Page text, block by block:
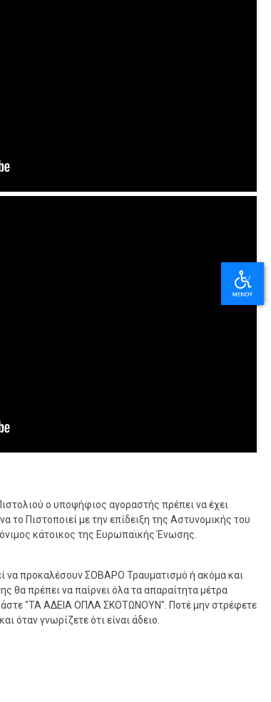
ο υποψήφιος αγοραστής πρέπει να έχει
το Πιστοποιεί με την επίδειξη της Αστυνομικής του
κάτοικος της Ευρωπαϊκής Ένωσης.
να προκαλέσουν ΣΟΒΑΡΟ Τραυματισμό ή ακόμα και
θα πρέπει να παίρνει όλα τα απαραίτητα μέτρα
"ΤΑ ΑΔΕΙΑ ΟΠΛΑ ΣΚΟΤΩΝΟΥΝ". Ποτέ μην στρέφετε
όταν γνωρίζετε ότι είναι άδειο.